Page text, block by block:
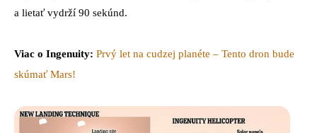
a lietať vydrží 90 sekúnd.
Viac o Ingenuity: Prvý let na cudzej planéte – Tento dron bude
skúmať Mars!